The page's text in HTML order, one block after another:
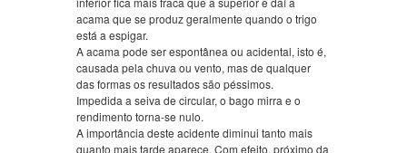
acama que se produz geralmente quando o trigo
está a espigar.
A acama pode ser espontânea ou acidental, isto é,
causada pela chuva ou vento, mas de qualquer
das formas os resultados são péssimos.
Impedida a seiva de circular, o bago mirra e o
rendimento torna-se nulo.
A importância deste acidente diminui tanto mais
quanto mais tarde aparece. Com efeito, próximo da